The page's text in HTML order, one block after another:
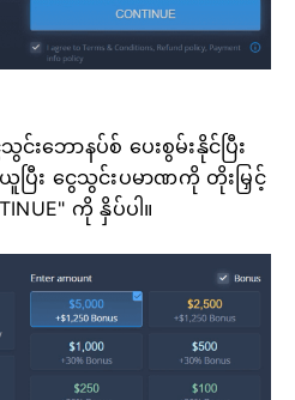
ဘောနပ်စ် ပေးစွမ်းနိုင်ပြီး
ြီး ငွေသွင်းပမာဏကို တိုးမြှင့်
ကို နှိပ်ပါ။